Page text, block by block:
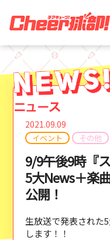
2021.09.09
イベント その他
9/9午後9時『
5大News＋楽
公開！
生放送で発表された
します！！